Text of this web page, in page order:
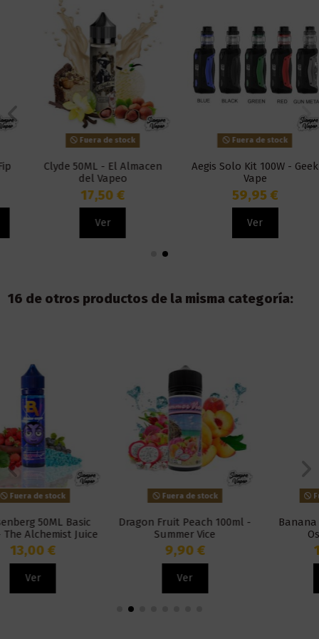
Fuera de stock
Clyde 50ML - El Almacen
del Vapeo
17,50 €
Fuera de stock
Aegis Solo Kit 100W - Geek
Vape
59,95 €
16 de otros productos de la misma categoría:
Fuera de stock
Dragon Fruit Peach 100ml -
Summer Vice
Fuera de stock
Banana Jackfruit 50ml -
Ossem Juice